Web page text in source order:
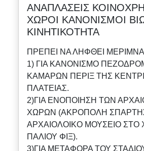
ΑΝΑΠΛΑΣΕΙΣ
ΧΩΡΟΙ ΚΑΝΟΝΙΣΜΟΙ
ΚΙΝΗΤΙΚΟΤΗΤΑ
ΠΡΕΠΕΙ ΝΑ ΛΗΦΘΕΙ
1) ΓΙΑ ΚΑΝΟΝΙΣΜΟ
ΚΑΜΑΡΩΝ ΠΕΡΙΞ ΤΗΣ
ΠΛΑΤΕΙΑΣ.
2)ΓΙΑ ΕΝΟΠΟΙΗΣΗ ΤΩΝ
ΧΩΡΩΝ (ΑΚΡΟΠΟΛΗ
ΑΡΧΑΙΟΛΟΙΚΟ ΜΟΥΣΕΙΟ ΣΤΟ
ΠΑΛΙΟΥ ΦΙΞ).
3)ΓΙΑ ΜΕΤΑΦΟΡΑ ΤΟΥ